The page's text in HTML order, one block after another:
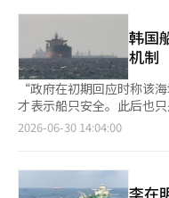
前仅剩三艘船只。随后又
一切都得益于信任政府并
部、国家情报院等相关部
出：“危机尚未结束。”并
恢复正常仍需相当长的时
需要更高效和集中的危机
步加强应急响应机制，同
等长期任务。”※ 本报道经
韩国
机制
“政府在初期回应时称该
才表示船只安全。此后也
掌握和应对显得过于轻率。” 根据《亚洲经济》的报道，最
状态。除了确保船只安全
何基本情况说明，引发了广泛的批评。 随着
2026-06-30 14:04:00
李在